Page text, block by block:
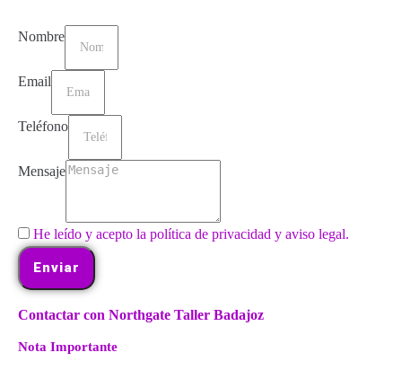
Nombre
Email
Teléfono
Mensaje
He leído y acepto la política de privacidad y aviso legal.
Enviar
Contactar con Northgate Taller Badajoz
Nota Importante